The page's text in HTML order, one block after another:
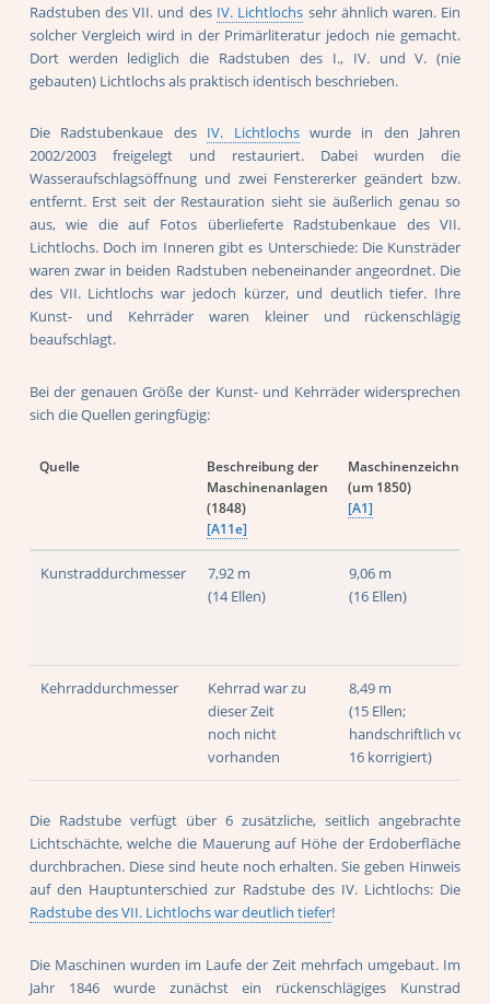
Radstuben des VII. und des IV. Lichtlochs sehr ähnlich waren. Ein
solcher Vergleich wird in der Primärliteratur jedoch nie gemacht.
Dort werden lediglich die Radstuben des I., IV. und V. (nie
gebauten) Lichtlochs als praktisch identisch beschrieben.
Die Radstubenkaue des IV. Lichtlochswurde in den Jahren
2002/2003 freigelegt und restauriert. Dabei wurden die
Wasseraufschlagsöffnung und zwei Fenstererker geändert bzw.
entfernt. Erst seit der Restauration sieht sie äußerlich genau so
aus, wie die auf Fotos überlieferte Radstubenkaue des VII.
Lichtlochs. Doch im Inneren gibt es Unterschiede: Die Kunsträder
waren zwar in beiden Radstuben nebeneinander angeordnet. Die
des VII. Lichtlochs war jedoch kürzer, und deutlich tiefer. Ihre
Kunst- und Kehrräder waren kleiner und rückenschlägig
beaufschlagt.
Bei der genauen Größe der Kunst- und Kehrräder widersprechen
sich die Quellen geringfügig:
Quelle
Beschreibung der
Maschinenanlagen
(1848)
[A11e]
Maschinenzeichnung
(um 1850)
[A1]
Kunstraddurchmesser
7,92 m
(14 Ellen)
9,06 m
(16 Ellen)
Kehrraddurchmesser
Kehrrad war zu
dieser Zeit
noch nicht
vorhanden
8,49 m
(15 Ellen;
handschriftlich von
16 korrigiert)
Die Radstube verfügt über 6 zusätzliche, seitlich angebrachte
Lichtschächte, welche die Mauerung auf Höhe der Erdoberfläche
durchbrachen. Diese sind heute noch erhalten. Sie geben Hinweis
auf den Hauptunterschied zur Radstube des IV. Lichtlochs: Die
Radstube des VII. Lichtlochs war deutlich tiefer!
Die Maschinen wurden im Laufe der Zeit mehrfach umgebaut. Im
Jahr 1846 wurde zunächst ein rückenschlägiges Kunstrad